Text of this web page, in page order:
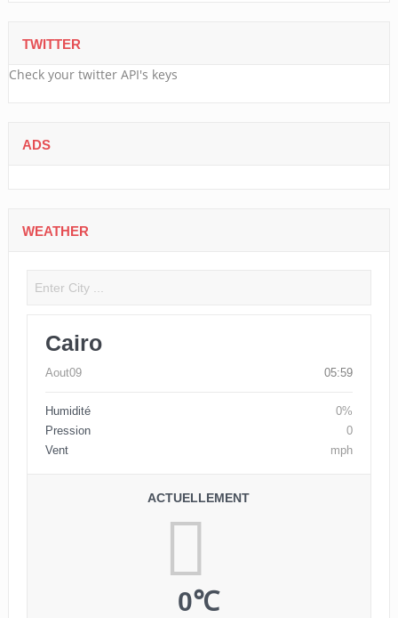
TWITTER
Check your twitter API's keys
ADS
WEATHER
Cairo
Aout09 05:59
Humidité
0%
Pression
0
Vent
mph
ACTUELLEMENT
0℃